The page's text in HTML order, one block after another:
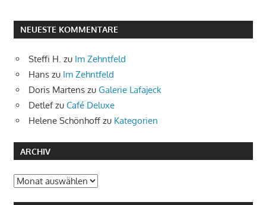
NEUESTE KOMMENTARE
Steffi H. zu Im Zehntfeld
Hans zu Im Zehntfeld
Doris Martens zu Galerie Lafajeck
Detlefzu Café Deluxe
Helene Schönhoff zu Kategorien
ARCHIV
Archiv